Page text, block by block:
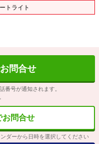
トライト
問合せ
番号が通知されます。
お問合せ
ダーから日時を選択してください